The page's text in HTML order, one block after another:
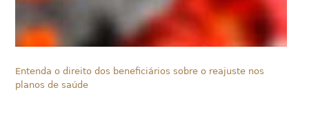
Entenda o direito dos beneficiários sobre o reajuste nos
planos de saúde